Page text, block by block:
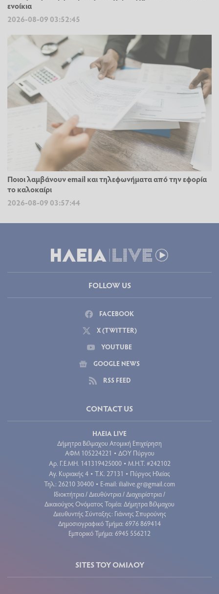
ενοίκια
2026-08-09 03:52:45
Ποιοι λαμβάνουν email και τηλεφωνήματα από την εφορία
το καλοκαίρι
2026-08-09 03:57:44
FOLLOW US
FACEBOOK
X (TWITTER)
YOUTUBE
GOOGLE NEWS
RSS FEED
CONTACT US
ΗΛΕΙΑ LIVE
Δήμητρα Βέλμαχου Ατομική Επιχείρηση
ΑΦΜ 105224221 • ΔΟΥ Πύργου
Aρ. Γ.Ε.ΜΗ. 141319425000 • Μ.Η.Τ. #242102
Αγ. Κυριακής 4 • Τ.Κ. 27131 • Πύργος Ηλείας
Τηλ.: 26210 30400 • E-mail: ilialive.gr@gmail.com
Ιδιοκτήτρια / Διευθύντρια / Διαχειρίστρια /
Δικαιούχος Ονόματος Τομέα: Δήμητρα Βέλμαχου
Διευθυντής Σύνταξης: Γιάννης Σπυρούνης
Δημοσιογραφικό Τμήμα: 6976 869414
Εμπορικό Τμήμα: 6945 556212
SITES ΤΟΥ ΟΜΙΛΟΥ